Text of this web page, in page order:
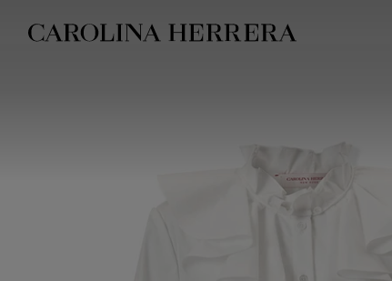
Avis d'accessibilité (lien)